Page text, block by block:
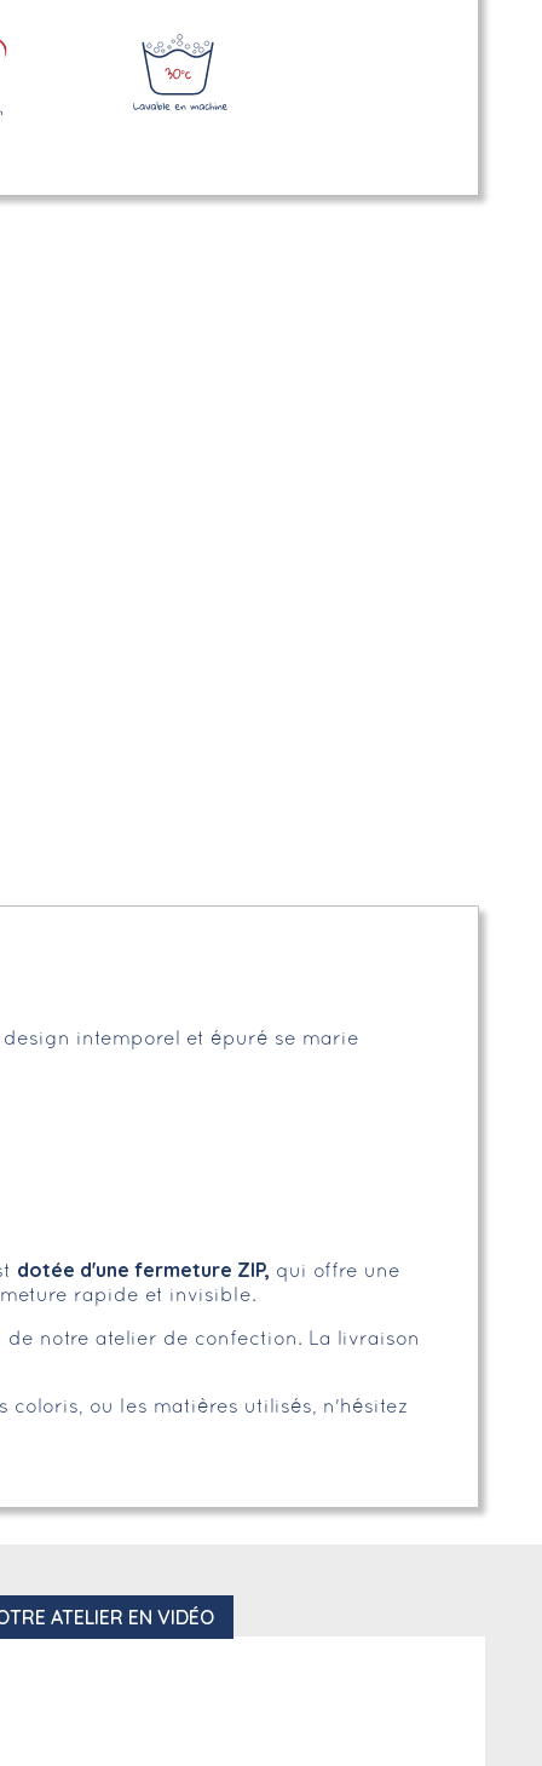
design intemporel et épuré se marie
dotée d'une fermeture ZIP, qui offre une
rapide et invisible.
notre atelier de confection. La livraison
ou les matières utilisés, n'hésitez
ATELIER EN VIDÉO